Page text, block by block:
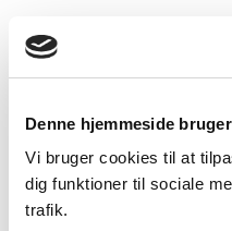
Denne hjemmeside
Vi bruger cookies til at
dig funktioner til sociale
trafik.
Kategorier:
Kirkepolitik